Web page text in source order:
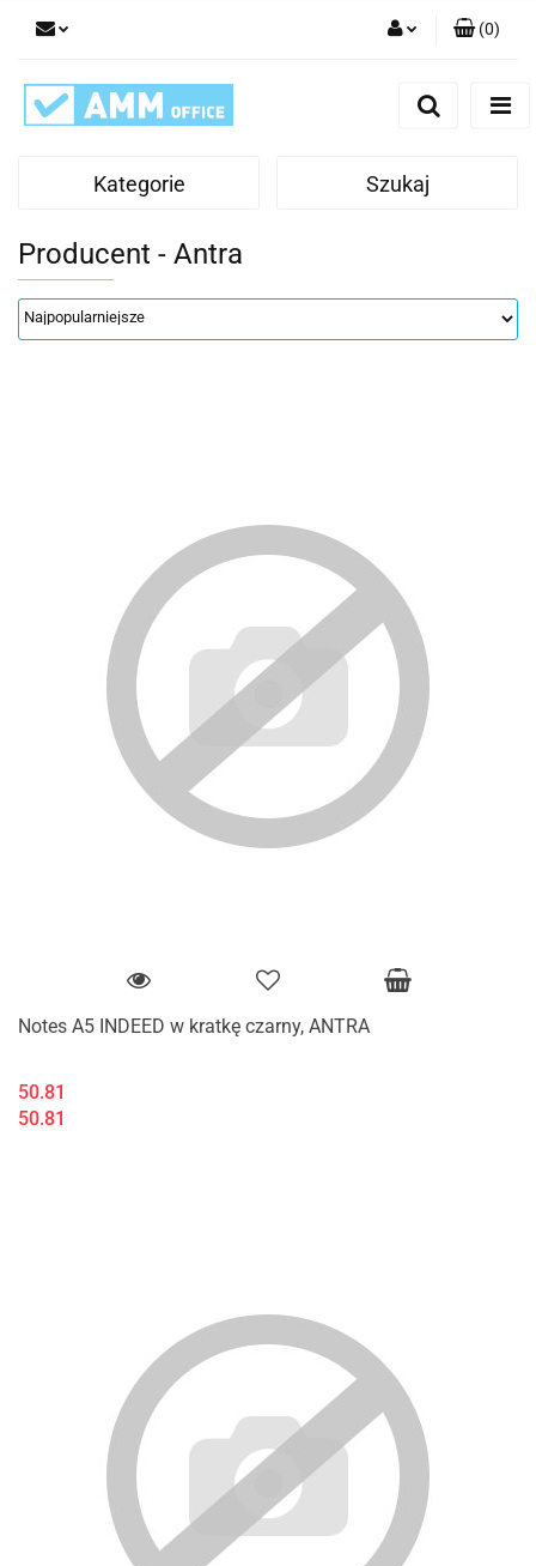
(0)
Kategorie Szukaj
Producent - Antra
Notes A5 INDEED w kratkę czarny, ANTRA
50.81
50.81